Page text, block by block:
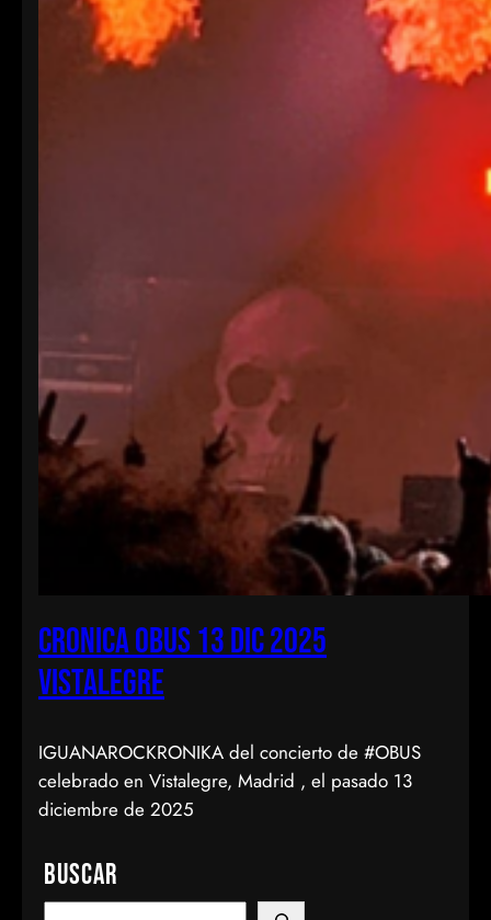
CRONICA OBUS 13 DIC 2025
VISTALEGRE
IGUANAROCKRONIKA del concierto de #OBUS
celebrado en Vistalegre, Madrid , el pasado 13
diciembre de 2025
Buscar